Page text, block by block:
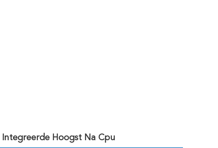
Hoogst Na Cpu